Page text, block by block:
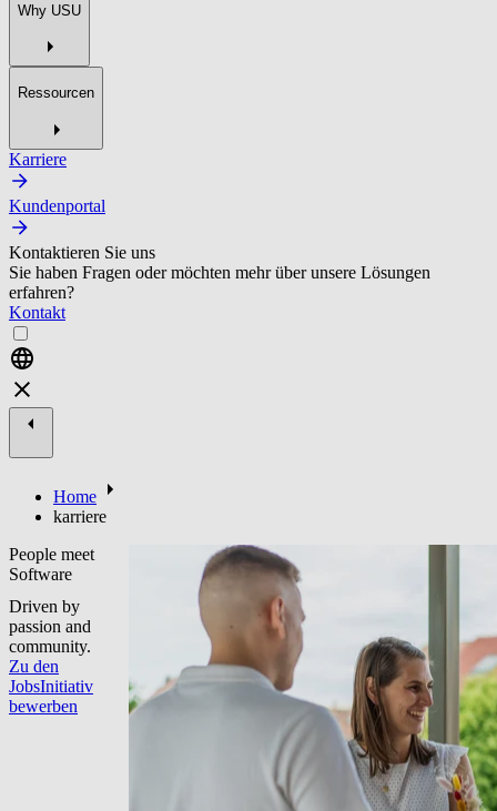
Why USU
Ressourcen
Karriere
Kundenportal
Kontaktieren Sie uns
Sie haben Fragen oder möchten mehr über unsere Lösungen
erfahren?
Kontakt
Home
karriere
People meet
Software
Driven by
passion and
community.
Zu den
JobsInitiativ
bewerben